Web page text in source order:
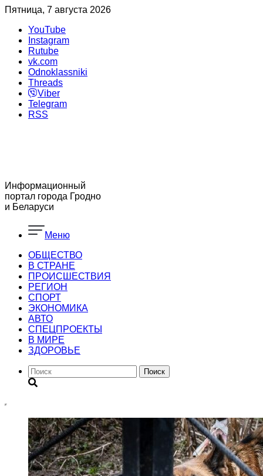
Пятница, 7 августа 2026
YouTube
Instagram
Rutube
vk.com
Odnoklassniki
Threads
Viber
Telegram
RSS
Информационный
портал города Гродно
и Беларуси
Меню
ОБЩЕСТВО
В СТРАНЕ
ПРОИСШЕСТВИЯ
РЕГИОН
CПОРТ
ЭКОНОМИКА
АВТО
СПЕЦПРОЕКТЫ
В МИРЕ
ЗДОРОВЬЕ
Поиск